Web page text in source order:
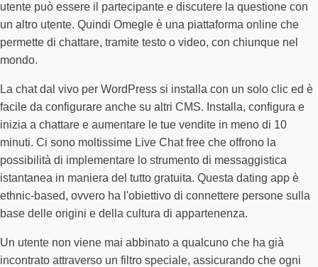
utente può essere il partecipante e discutere la questione con
un altro utente. Quindi Omegle è una piattaforma online che
permette di chattare, tramite testo o video, con chiunque nel
mondo.
La chat dal vivo per WordPress si installa con un solo clic ed è
facile da configurare anche su altri CMS. Installa, configura e
inizia a chattare e aumentare le tue vendite in meno di 10
minuti. Ci sono moltissime Live Chat free che offrono la
possibilità di implementare lo strumento di messaggistica
istantanea in maniera del tutto gratuita. Questa dating app è
ethnic-based, ovvero ha l'obiettivo di connettere persone sulla
base delle origini e della cultura di appartenenza.
Un utente non viene mai abbinato a qualcuno che ha già
incontrato attraverso un filtro speciale, assicurando che ogni